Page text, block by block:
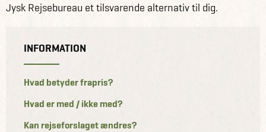
Jysk Rejsebureau et tilsvarende alternativ til dig.
INFORMATION
Hvad betyder frapris?
Hvad er med / ikke med?
Kan rejseforslaget ændres?